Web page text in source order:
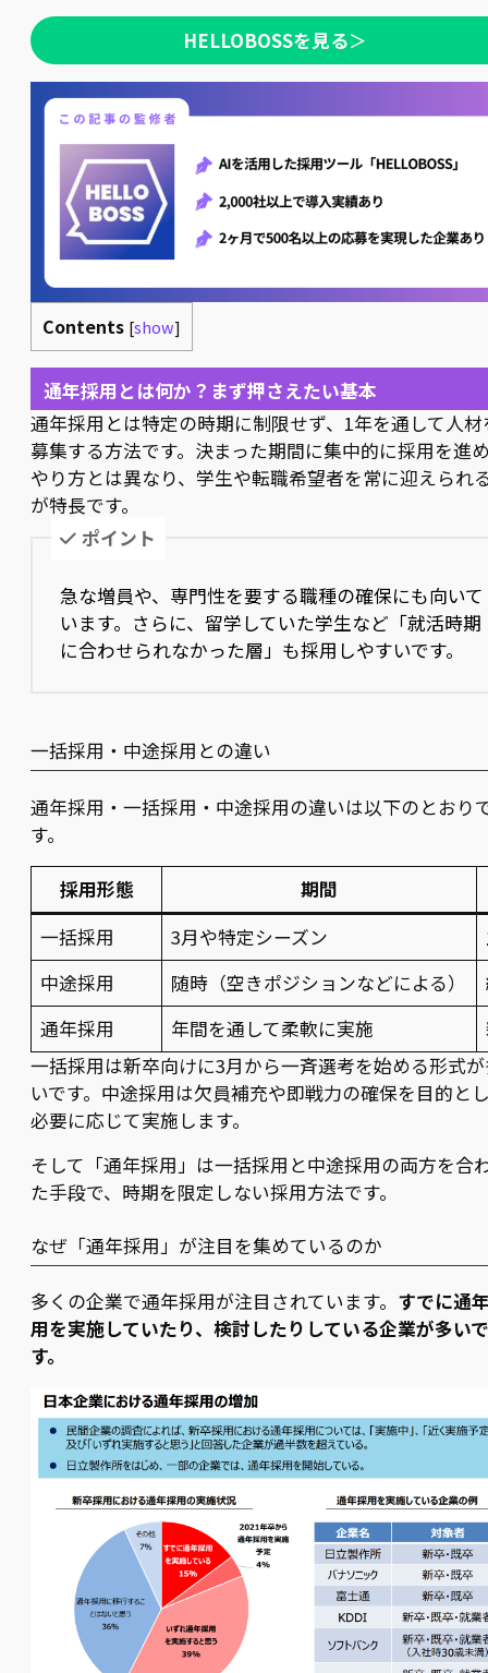
HELLOBOSSを見る＞
Contents [show]
通年採用とは何か？まず押さえたい基本
通年採用とは特定の時期に制限せず、1年を通して人材
募集する方法です。決まった期間に集中的に採用を進
やり方とは異なり、学生や転職希望者を常に迎えられ
が特長です。
ポイント
急な増員や、専門性を要する職種の確保にも向いて
います。さらに、留学していた学生など「就活時期
に合わせられなかった層」も採用しやすいです。
一括採用・中途採用との違い
通年採用・一括採用・中途採用の違いは以下のとおり
す。
採用形態
期間
一括採用
3月や特定シーズン
中途採用
随時（空きポジションなどによる）
通年採用
年間を通して柔軟に実施
一括採用は新卒向けに3月から一斉選考を始める形式
いです。中途採用は欠員補充や即戦力の確保を目的と
必要に応じて実施します。
そして「通年採用」は一括採用と中途採用の両方を合
た手段で、時期を限定しない採用方法です。
なぜ「通年採用」が注目を集めているのか
多くの企業で通年採用が注目されています。 すでに通
用を実施していたり、検討したりしている企業が多いで
す。